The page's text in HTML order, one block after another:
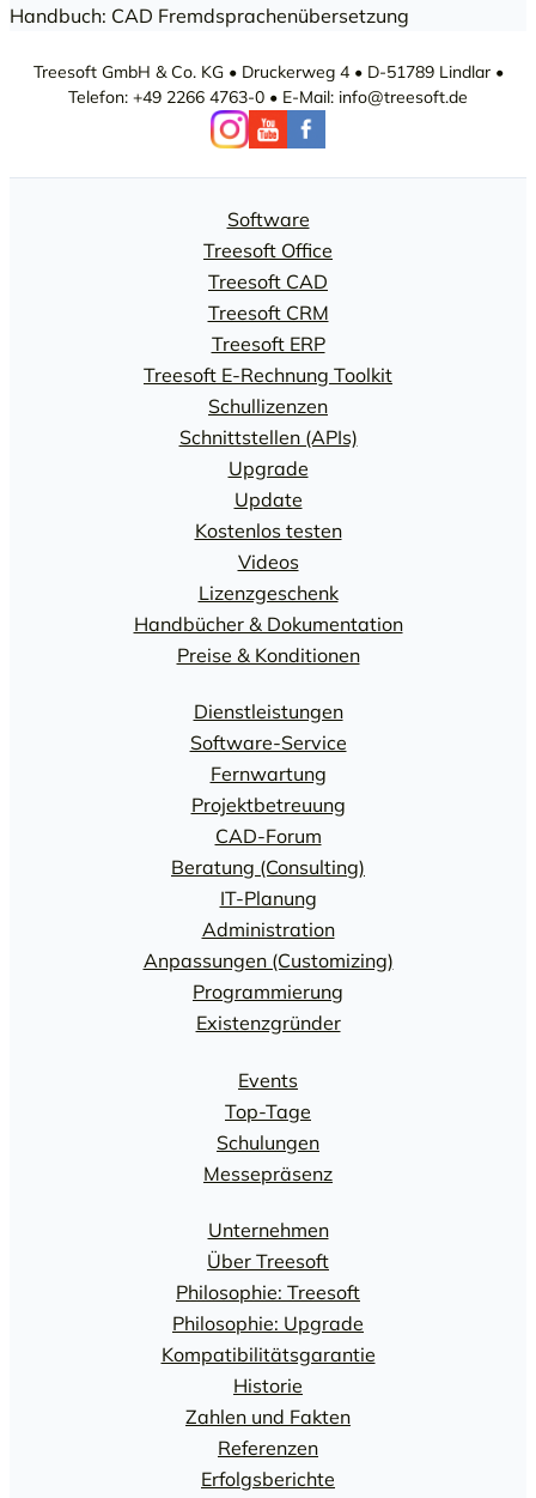
Handbuch: CAD Fremdsprachenübersetzung
Treesoft GmbH & Co. KG • Druckerweg 4 • D-51789 Lindlar •
Telefon: +49 2266 4763-0 • E-Mail: info@treesoft.de
Software
Treesoft Office
Treesoft CAD
Treesoft CRM
Treesoft ERP
Treesoft E-Rechnung Toolkit
Schullizenzen
Schnittstellen (APIs)
Upgrade
Update
Kostenlos testen
Videos
Lizenzgeschenk
Handbücher & Dokumentation
Preise & Konditionen
Dienstleistungen
Software-Service
Fernwartung
Projektbetreuung
CAD-Forum
Beratung (Consulting)
IT-Planung
Administration
Anpassungen (Customizing)
Programmierung
Existenzgründer
Events
Top-Tage
Schulungen
Messepräsenz
Unternehmen
Über Treesoft
Philosophie: Treesoft
Philosophie: Upgrade
Kompatibilitätsgarantie
Historie
Zahlen und Fakten
Referenzen
Erfolgsberichte